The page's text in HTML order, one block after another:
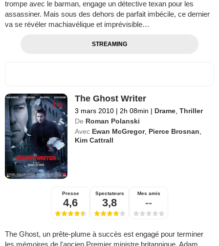
trompe avec le barman, engage un détective texan pour les
assassiner. Mais sous des dehors de parfait imbécile, ce dernier
va se révéler machiavélique et imprévisible…
STREAMING
The Ghost Writer
3 mars 2010 | 2h 08min | Drame ,Thriller
De Roman Polanski
Avec Ewan McGregor, Pierce Brosnan
Kim Cattrall
Presse
4,6
Spectateurs
3,8
Mes amis
--
The Ghost, un prête-plume à succès est engagé pour terminer
les mémoires de l'ancien Premier ministre britannique, Adam